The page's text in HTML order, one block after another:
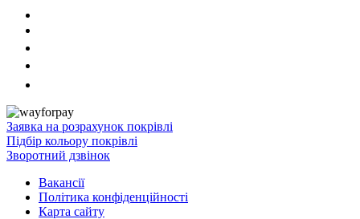
Заявка на розрахунок покрівлі
Підбір кольору покрівлі
Зворотний дзвінок
Вакансії
Політика конфіденційності
Карта сайту